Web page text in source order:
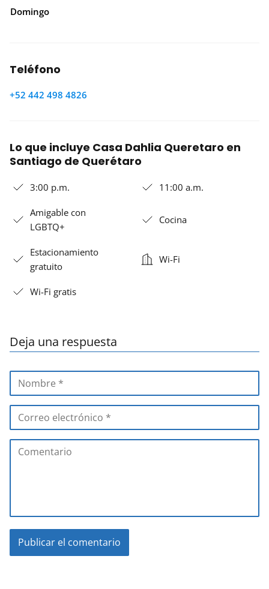
Domingo
Teléfono
+52 442 498 4826
Lo que incluye Casa Dahlia Queretaro en
Santiago de Querétaro
3:00 p.m. 11:00 a.m.
Amigable con
LGBTQ+
Cocina
Estacionamiento
gratuito
Wi-Fi
Wi-Fi gratis
Deja una respuesta